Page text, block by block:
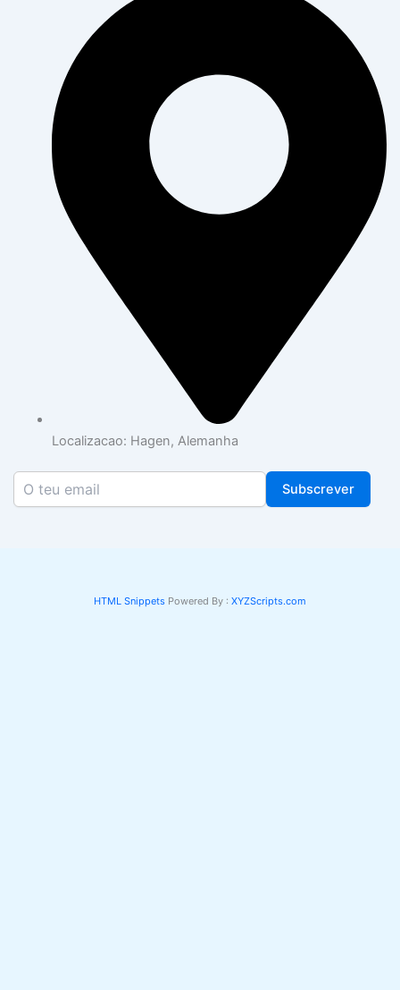
Localizacao: Hagen, Alemanha
Subscrever
HTML Snippets Powered By : XYZScripts.com